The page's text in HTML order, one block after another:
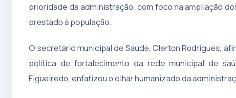
prioridade da administração, com foco na ampliação
prestado à população.
O secretário municipal de Saúde, Clerton Rodrigues,
política de fortalecimento da rede municipal de
Figueiredo, enfatizou o olhar humanizado da